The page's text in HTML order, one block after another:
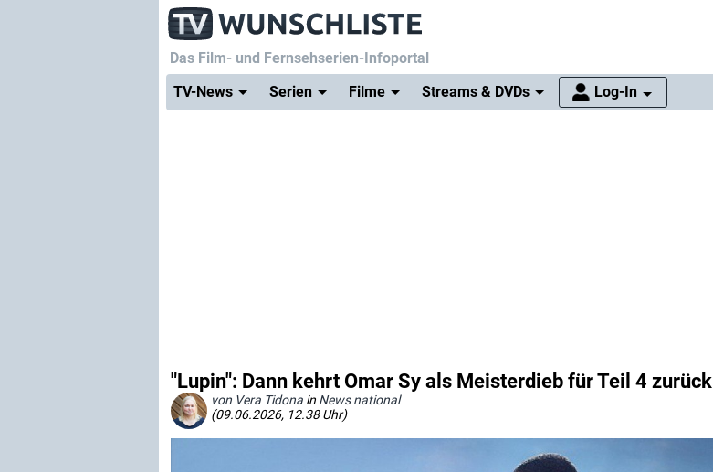
Das Film- und Fernsehserien-Infoportal
TV-News
Serien Filme Streams & DVDs Log-In
"Lupin": Dann kehrt Omar Sy als Meisterdieb für Teil 4 zurück
von Vera Tidona in News national
(09.06.2026, 12.38 Uhr)